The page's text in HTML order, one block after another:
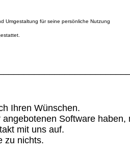
Umgestaltung für seine persönliche Nutzung
Ihren Wünschen.
Software haben,
mit uns auf.
zu nichts.